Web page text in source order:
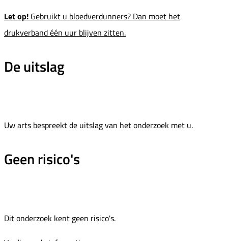
Let op! Gebruikt u bloedverdunners? Dan moet het
drukverband één uur blijven zitten.
De uitslag
Uw arts bespreekt de uitslag van het onderzoek met u.
Geen risico's
Dit onderzoek kent geen risico's.